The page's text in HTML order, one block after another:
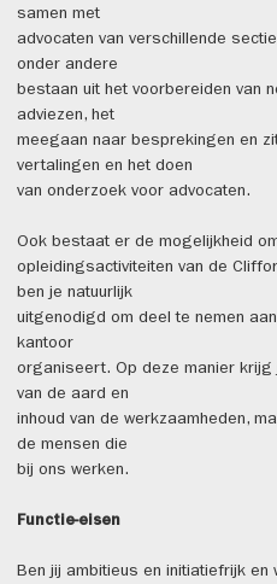
samen met
advocaten van verschillende
onder andere
bestaan uit het voorbereiden van
adviezen, het
meegaan naar besprekingen en
vertalingen en het doen
van onderzoek voor advocaten.
Ook bestaat er de mogelijkheid
opleidingsactiviteiten van de
ben je natuurlijk
uitgenodigd om deel te nemen
kantoor
organiseert. Op deze manier
van de aard en
inhoud van de werkzaamheden,
de mensen die
bij ons werken.
Functie-eisen
Ben jij ambitieus en initiatiefrijk